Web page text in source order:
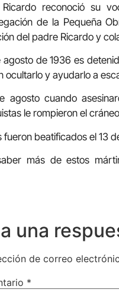
Ricardo reconoció su
de la Pequeña
del padre Ricardo y
agosto de 1936 es
ocultarlo y ayudarlo a
agosto cuando
le rompieron el
fueron beatificados el 13
más de estos
una
de correo
*